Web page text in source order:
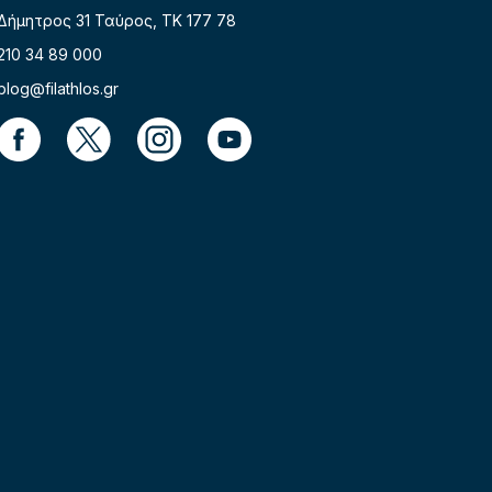
31 Ταύρος, TK 177 78
34 89 000